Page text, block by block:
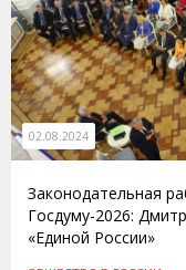
02.08.2024
Законодательная
Госдуму-2026:
«Единой России»